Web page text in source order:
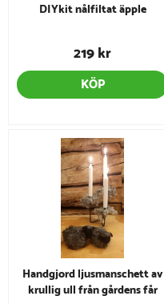
DIYkit nålfiltat äpple
219 kr
KÖP
Handgjord ljusmanschett av
krullig ull från gårdens får